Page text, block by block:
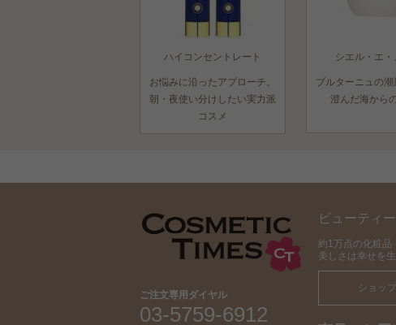
ハイコンセントレート
お悩みに沿ったアプローチ。
朝・夜使い分けしたい実力派
コスメ
シエル・エ
ブルターニュの潮
澄んだ海から
ご注文専用ダイヤル
03-5759-6912
ビューティ
約1万点の化粧品
美しさは幸せを
ショッ